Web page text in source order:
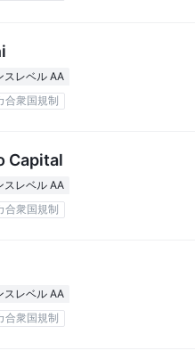
スレベル AA
合衆国規制
Capital
スレベル AA
合衆国規制
スレベル AA
合衆国規制